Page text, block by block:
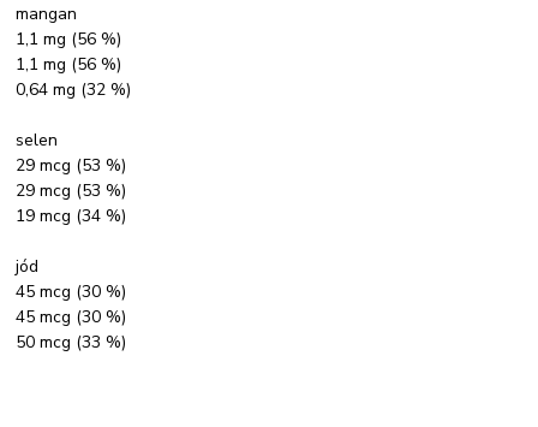
mangan
1,1 mg (56 %)
1,1 mg (56 %)
0,64 mg (32 %)
selen
29 mcg (53 %)
29 mcg (53 %)
19 mcg (34 %)
jód
45 mcg (30 %)
45 mcg (30 %)
50 mcg (33 %)